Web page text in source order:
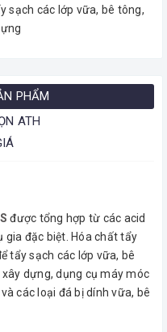
sạch các lớp vữa, bê tông,
PHẨM
ATH
được tổng hợp từ các acid
đặc biệt. Hóa chất tẩy
tẩy sạch các lớp vữa, bê
dựng, dụng cụ máy móc
các loại đá bị dính vữa, bê